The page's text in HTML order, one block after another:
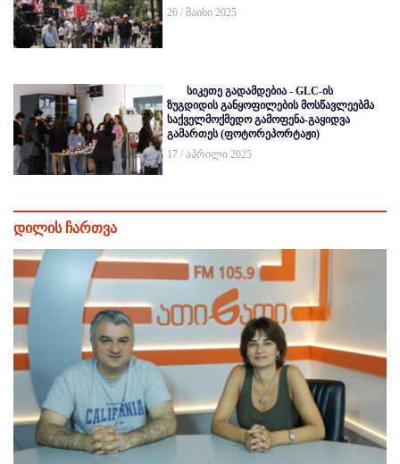
26 / მაისი 2025
სიკეთე გადამდებია - GLC-ის
ზუგდიდის განყოფილების მოსწავლეებმა
საქველმოქმედო გამოფენა-გაყიდვა
გამართეს (ფოტორეპორტაჟი)
17 / აპრილი 2025
დილის ჩართვა